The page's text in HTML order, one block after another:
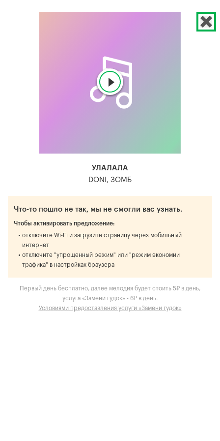
УЛАЛАЛА
DONI, ЗОМБ
Что-то пошло не так, мы не смогли вас узнать.
Чтобы активировать предложение:
отключите Wi-Fi и загрузите страницу через мобильный
интернет
отключите "упрощенный режим" или "режим экономии
трафика" в настройках браузера
Первый день бесплатно, далее мелодия будет стоить 5₽ в день,
услуга «Замени гудок» - 6₽ в день.
Условиями предоставления услуги «Замени гудок»